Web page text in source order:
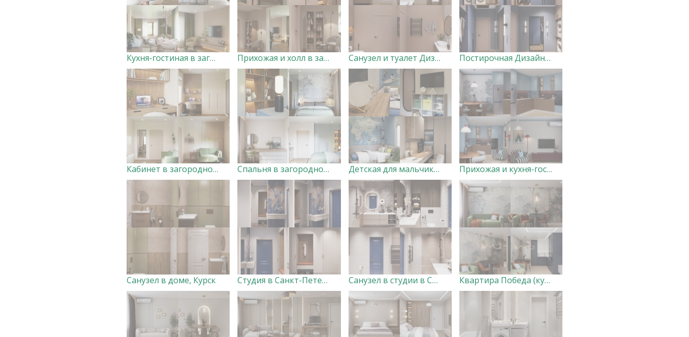
Кухня-гостиная в загородном доме Дизайнер Анна Скорнякова Прихожая и холл в загородном доме Дизайнер Анна Скорнякова Санузел и туалет Дизайнер Анна Скорнякова Постирочная Дизайнер Анна Скорнякова
Кабинет в загородном доме Дизайнер Анна Скорнякова Спальня в загородном доме Дизайнер Анна Скорнякова Детская для мальчиков в загородном доме Дизайнер Анна Скорнякова Прихожая и кухня-гостиная в доме, Курск
Санузел в доме, Курск Студия в Санкт-Петербурге (прихожая, кухня-гостиная, спальня, балкон) Санузел в студии в Санкт-Петербурге Квартира Победа (кухня-гостиная и прихожая) ВАРИАНТ 2